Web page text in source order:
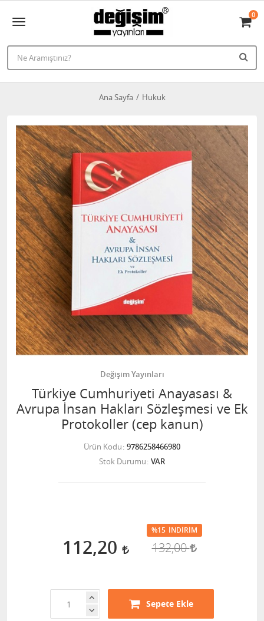
0
Ana Sayfa Hukuk
Değişim Yayınları
Türkiye Cumhuriyeti Anayasası &
Avrupa İnsan Hakları Sözleşmesi ve Ek
Protokoller (cep kanun)
Ürün Kodu 9786258466980
Stok Durumu VAR
112,20
%15 İNDIRIM
132,00
Sepete Ekle